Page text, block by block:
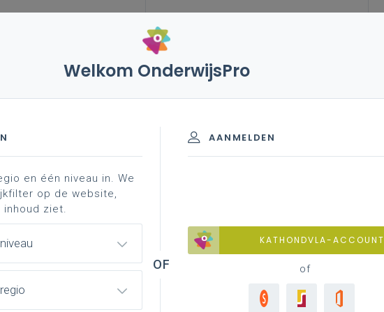
vakken en leerplannen 1ste graad
conceptcar ...
graad B-stroom
achtergrond
Welkom OnderwijsPro
AANMELDEN
KATHONDVLA-ACCOUNT
of
en één niveau in. We
op de website,
ziet.